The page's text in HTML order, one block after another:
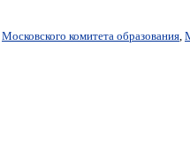
Московского комитета образования,